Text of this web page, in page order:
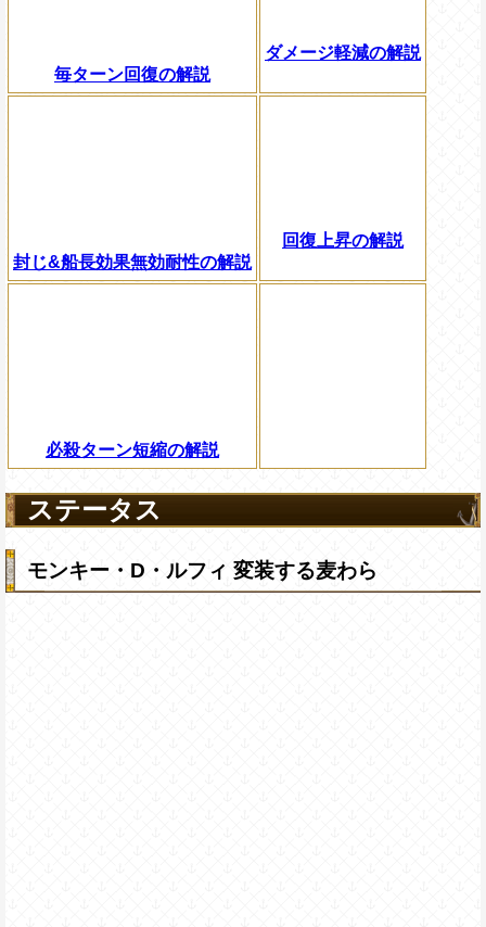
毎ターン回復の解説
ダメージ軽減の解説
封じ&船長効果無効耐性の解説
回復上昇の解説
必殺ターン短縮の解説
ステータス
モンキー・D・ルフィ 変装する麦わら